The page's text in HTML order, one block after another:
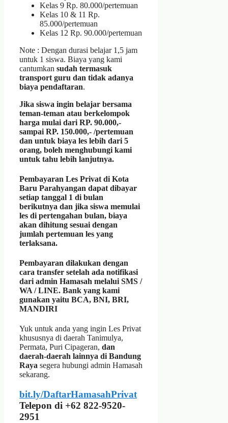
Kelas 9 Rp. 80.000/pertemuan
Kelas 10 & 11 Rp.
85.000/pertemuan
Kelas 12 Rp. 90.000/pertemuan
Note : Dengan durasi belajar 1,5 jam
untuk 1 siswa. Biaya yang kami
cantumkan sudah termasuk
transport guru dan tidak adanya
biaya pendaftaran.
Jika siswa ingin belajar bersama
teman-teman atau berkelompok
harga mulai dari RP. 90.000,-
sampai RP. 150.000,- /pertemuan
dan untuk biaya les lebih dari 5
orang, boleh menghubungi kami
untuk tahu lebih lanjutnya.
Pembayaran Les Privat di Kota
Baru Parahyangan dapat dibayar
setiap tanggal 1 di bulan
berikutnya dan jika siswa memulai
les di pertengahan bulan, biaya
akan dihitung sesuai dengan
jumlah pertemuan les yang
terlaksana.
Pembayaran dilakukan dengan
cara transfer setelah ada notifikasi
dari admin Hamasah melalui SMS /
WA / LINE. Bank yang kami
gunakan yaitu BCA, BNI, BRI,
MANDIRI
Yuk untuk anda yang ingin Les Privat
khususnya di daerah Tanimulya,
Permata, Puri Cipageran, dan
daerah-daerah lainnya di Bandung
Raya segera hubungi admin Hamasah
sekarang.
bit.ly/DaftarHamasahPrivat
Telepon di +62 822-9520-
2951